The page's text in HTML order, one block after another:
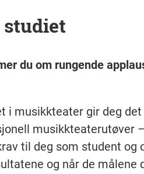
studiet
du om rungende
i musikkteater gir deg
musikkteaterutøver
til deg som student og
og når de målene